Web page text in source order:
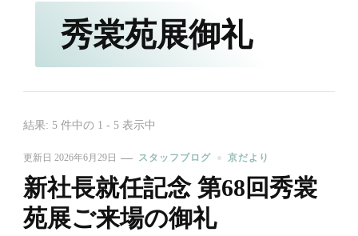
秀裳苑展御礼
結果: 5 件中の 1 - 5 表示中
更新日 2026年6月29日 スタッフブログ 京だより
新社長就任記念 第68回秀裳
苑展ご来場の御礼